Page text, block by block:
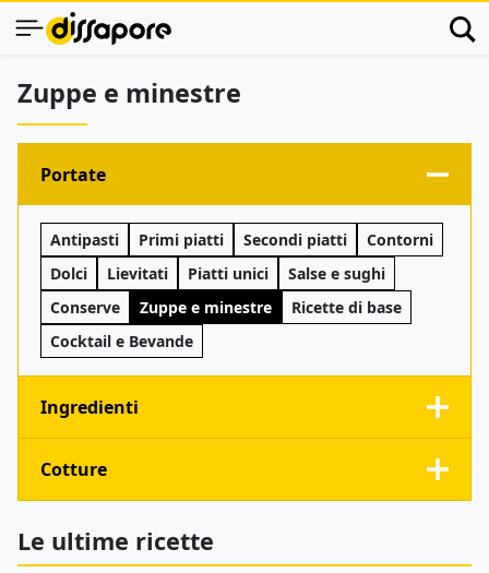
Zuppe e minestre
Portate
Antipasti Primi piatti Secondi piatti
Contorni
Dolci
Lievitati Piatti unici
Salse e sughi
Conserve
Zuppe e minestre
Ricette di base
Cocktail e Bevande
Ingredienti
Cotture
Le ultime ricette